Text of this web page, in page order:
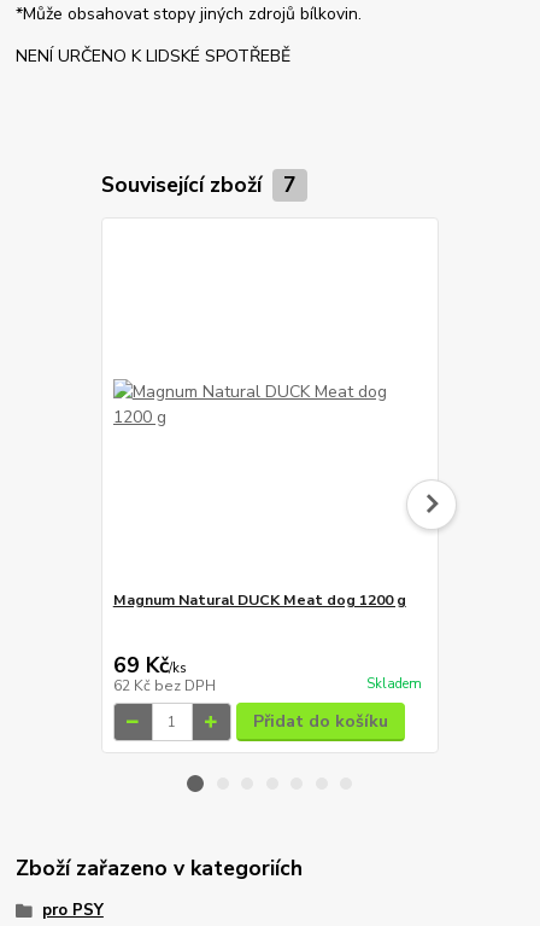
*Může obsahovat stopy jiných zdrojů bílkovin.
NENÍ URČENO K LIDSKÉ SPOTŘEBĚ
Související zboží 7
Magnum Natural DUCK Meat dog 1200 g
69 Kč/ks
62 Kč bez DPH Skladem
Přidat do košíku
Zboží zařazeno v kategoriích
pro PSY